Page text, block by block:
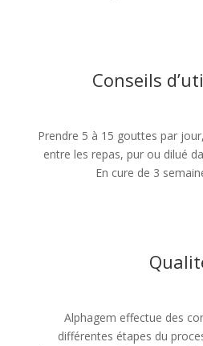
Conseils
Prendre 5 à 15 gouttes par
entre les repas, pur ou dilué
En cure de 3
Alphagem effectue des
différentes étapes du